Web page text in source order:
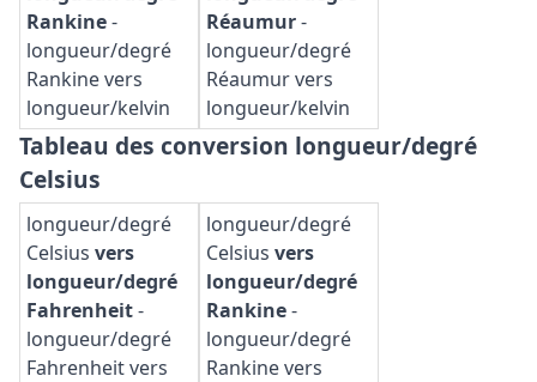
Rankine-
longueur/degré
Rankine vers
longueur/kelvin
Réaumur-
longueur/degré
Réaumur vers
longueur/kelvin
Tableau des conversion longueur/degré
Celsius
longueur/degré
Celsius vers
longueur/degré
Fahrenheit-
longueur/degré
Fahrenheit vers
longueur/degré
Celsius vers
longueur/degré
Rankine-
longueur/degré
Rankine vers